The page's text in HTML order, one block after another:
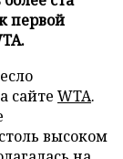
первой
сайте WTA.
высоком